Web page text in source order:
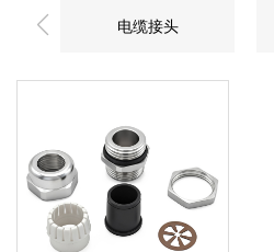
电缆接头